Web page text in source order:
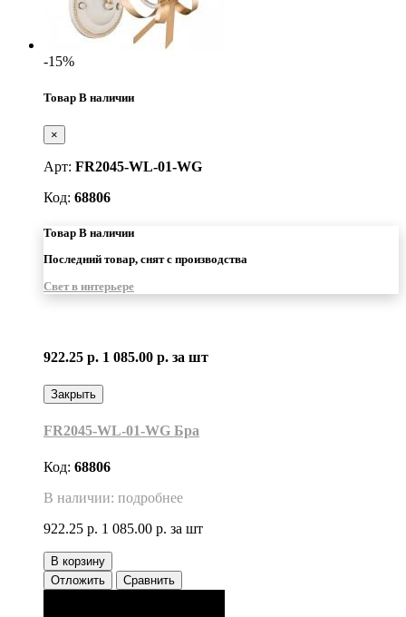
-15%
Товар В наличии
×
Арт: FR2045-WL-01-WG
Код: 68806
Товар В наличии
Последний товар, снят с производства
Свет в интерьере
922.25 р. 1 085.00 р. за шт
Закрыть
FR2045-WL-01-WG Бра
Код: 68806
В наличии: подробнее
922.25 р. 1 085.00 р. за шт
В корзину
Отложить
Сравнить